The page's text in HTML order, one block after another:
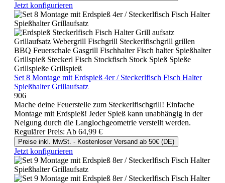
Jetzt konfigurieren
Set 8 Montage mit Erdspieß 4er / Steckerlfisch Fisch Halter
Spießhalter Grillaufsatz
906
Mache deine Feuerstelle zum Steckerlfischgrill! Einfache
Montage mit Erdspieß! Jeder Spieß kann unabhängig in der
Neigung durch die Langlochgeometrie verstellt werden.
Regulärer Preis: Ab 64,99 €
Preise inkl. MwSt. - Kostenloser Versand ab 50€ (DE)
Jetzt konfigurieren